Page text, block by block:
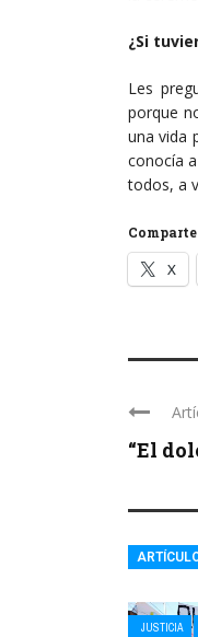
¿Si
Les
porque
una vida
conocía
todos, a
X
“El
JUSTICIA